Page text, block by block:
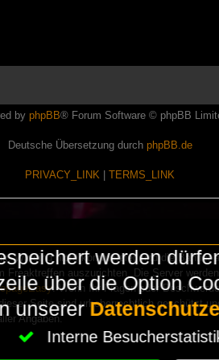
by phpBB® Forum Software © phpBB
Deutsche Übersetzung durch phpBB.de
PRIVACY_LINK TERMS_LINK
Wir sind nicht kommerziell und die Banner
auszurichten. Die Server
. Wenn Ihr Fragen oder
Seite sind urheberrechtlich geschützt
Angaben.
werden
über die Option
unserer
Interne